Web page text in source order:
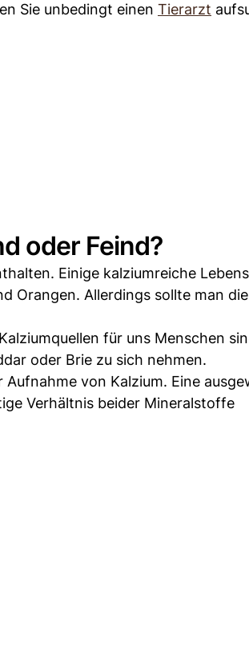
Sie unbedingt einen Tierarzt
oder Feind?
Einige kalziumreiche
Orangen. Allerdings sollte man
für uns Menschen
oder Brie zu sich nehmen.
von Kalzium. Eine
Verhältnis beider Mineralstoffe